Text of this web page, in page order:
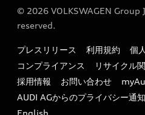
myAudi
メンテナンス
ファイナンス
キャンペーン / イベント
買取査定
特定整備適用車一覧
リサイクル法
よくある質問（FAQ）
© 2026 VOLKSWAGEN
reserved.
プレスリリース 利用規約
個
コンプライアンス
リサイクル
採用情報
お問い合わせ
AUDI AGからのプライバシー通知
English